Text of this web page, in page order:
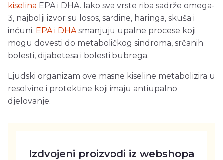
kiselina EPA i DHA. Iako sve vrste riba sadrže omega-
3, najbolji izvor su losos, sardine, haringa, skuša i
inćuni. EPA i DHA smanjuju upalne procese koji
mogu dovesti do metaboličkog sindroma, srčanih
bolesti, dijabetesa i bolesti bubrega.
Ljudski organizam ove masne kiseline metabolizira u
resolvine i protektine koji imaju antiupalno
djelovanje.
Izdvojeni proizvodi iz webshopa